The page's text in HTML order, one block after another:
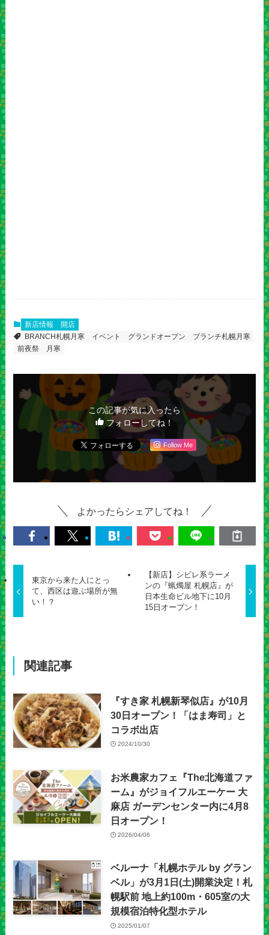
新店情報
開店
BRANCH札幌月寒
イベント グランドオープン
ブランチ札幌月寒
前夜祭
月寒
この記事が気に入ったら
フォローしてね！
Follow Me
よかったらシェアしてね！
東京から来た人にとっ
て、西区は遊ぶ場所が無
い！？
【新店】シビレ系ラーメ
ンの『蝋燭屋 札幌店』が
日本生命ビル地下に10月
15日オープン！
関連記事
『すき家 札幌新琴似店』が10月
30日オープン！「はま寿司」と
コラボ出店
2024/10/30
お米農家カフェ『The北海道ファ
ーム』がジョイフルエーケー 大
麻店 ガーデンセンター内に4月8
日オープン！
2026/04/06
ベルーナ「札幌ホテル by グラン
ベル」が3月1日(土)開業決定！札
幌駅前 地上約100m・605室の大
規模宿泊特化型ホテル
2025/01/07